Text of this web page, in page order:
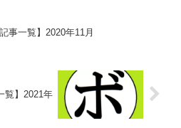
記事一覧】2020年11月
覧】2021年